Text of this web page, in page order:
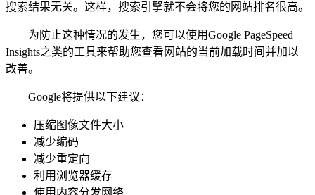
搜索结果无关。这样，搜索引擎就不会将您的网站排名很高。
为防止这种情况的发生，您可以使用Google PageSpeed
Insights之类的工具来帮助您查看网站的当前加载时间并加以
改善。
Google将提供以下建议：
压缩图像文件大小
减少编码
减少重定向
利用浏览器缓存
使用内容分发网络